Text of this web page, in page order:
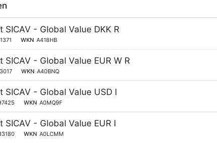
SICAV - Global Value DKK R
WKN A418HB
SICAV - Global Value EUR W R
WKN A40BNQ
SICAV - Global Value USD I
WKN A0MQ9F
SICAV - Global Value EUR I
WKN A0LCMM